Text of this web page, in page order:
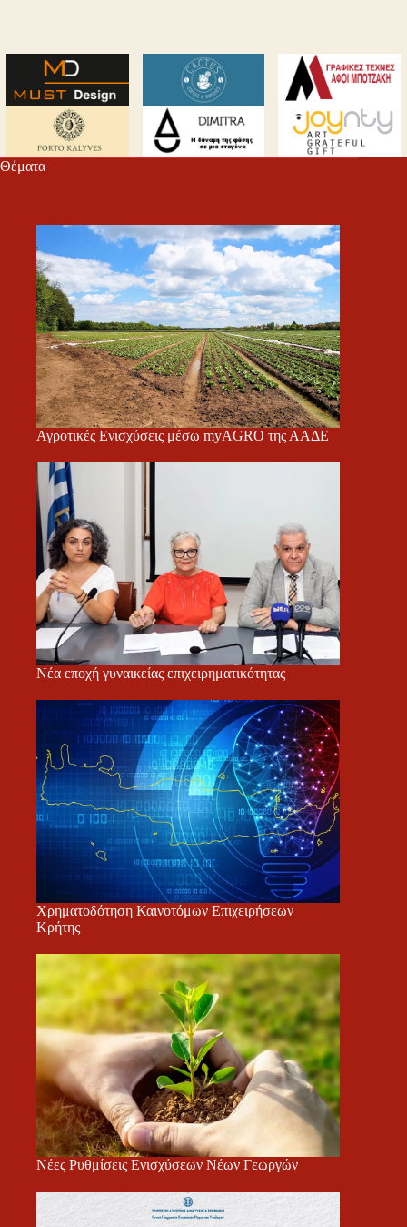
Θέματα
Αγροτικές Ενισχύσεις μέσω myAGRO της ΑΑΔΕ
Νέα εποχή γυναικείας επιχειρηματικότητας
Χρηματοδότηση Καινοτόμων Επιχειρήσεων
Κρήτης
Νέες Ρυθμίσεις Ενισχύσεων Νέων Γεωργών